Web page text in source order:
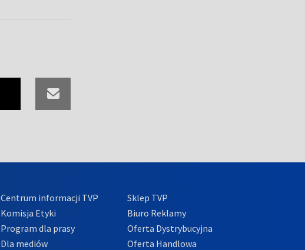
Centrum informacji TVP
Komisja Etyki
Program dla prasy
Dla mediów
Sklep TVP
Biuro Reklamy
Oferta Dystrybucyjna
Oferta Handlowa